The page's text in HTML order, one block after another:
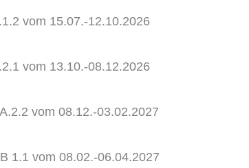
vom 15.07.-12.10.2026
vom 13.10.-08.12.2026
vom 08.12.-03.02.2027
1.1 vom 08.02.-06.04.2027